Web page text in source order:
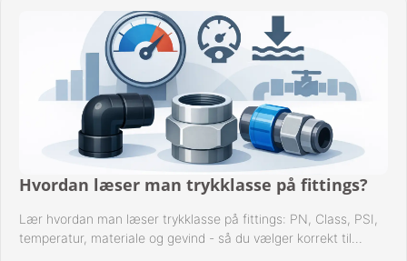
Hvordan læser man trykklasse på fittings?
Lær hvordan man læser trykklasse på fittings: PN, Class, PSI,
temperatur, materiale og gevind - så du vælger korrekt til